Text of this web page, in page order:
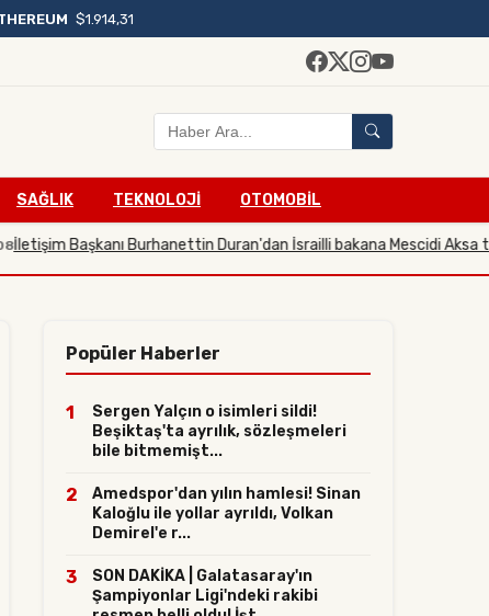
$1.914,31
SAĞLIK TEKNOLOJİ OTOMOBİL
Başkanı Burhanettin Duran'dan İsrailli bakana Mescidi Aksa tepkisi
Popüler Haberler
1
Sergen Yalçın o isimleri sildi!
Beşiktaş'ta ayrılık, sözleşmeleri
bile bitmemişt...
2
Amedspor'dan yılın hamlesi! Sinan
Kaloğlu ile yollar ayrıldı, Volkan
Demirel'e r...
3
SON DAKİKA | Galatasaray'ın
Şampiyonlar Ligi'ndeki rakibi